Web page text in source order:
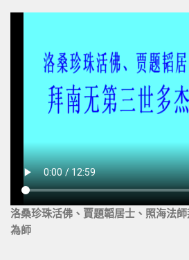
洛桑珍珠活佛、賈題韜居士、照海法
為師